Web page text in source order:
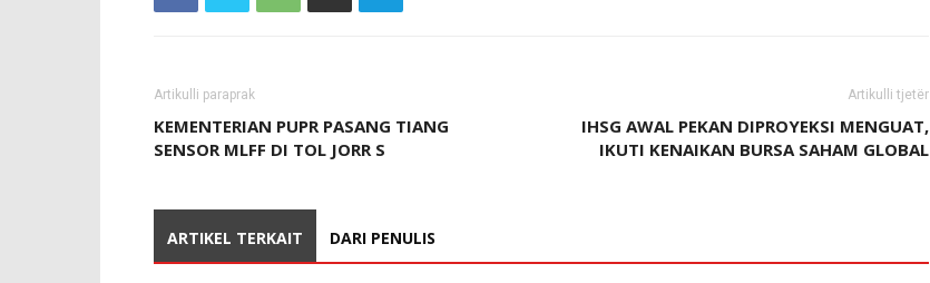
Artikulli paraprak
KEMENTERIAN PUPR PASANG TIANG
SENSOR MLFF DI TOL JORR S
Artikulli tjetër
IHSG AWAL PEKAN DIPROYEKSI MENGUAT,
IKUTI KENAIKAN BURSA SAHAM GLOBAL
ARTIKEL TERKAIT DARI PENULIS